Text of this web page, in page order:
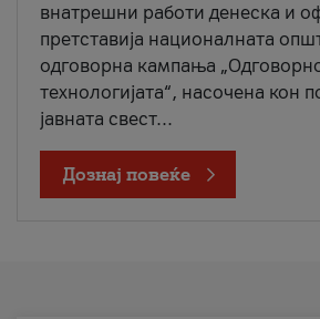
внатрешни работи денеска и
претставија националната
одговорна кампања
технологијата“, насочена кон
јавната свест...
Дознај повеќе